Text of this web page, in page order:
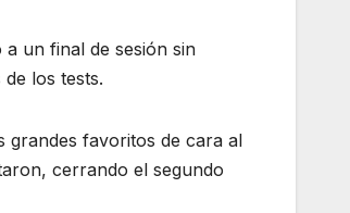
un final de sesión sin
los tests.
grandes favoritos de cara al
cerrando el segundo